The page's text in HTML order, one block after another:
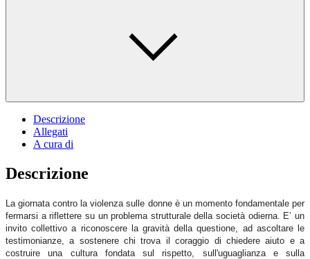
Descrizione
Allegati
A cura di
Descrizione
La giornata contro la violenza sulle donne è un momento fondamentale per
fermarsi a riflettere su un problema strutturale della società odierna. E’ un
invito collettivo a riconoscere la gravità della questione, ad ascoltare le
testimonianze, a sostenere chi trova il coraggio di chiedere aiuto e a
costruire una cultura fondata sul rispetto, sull'uguaglianza e sulla